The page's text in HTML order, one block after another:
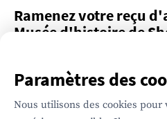
Ramenez votre reçu
Musée d'histoire de
Dufferin) et courez la
des prix chez les
Paramètres des
Nous utilisons des cookies